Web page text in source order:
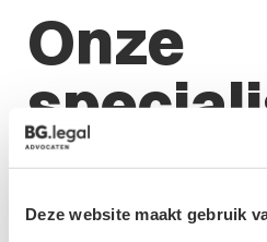
Deze website maakt gebruik
Onze